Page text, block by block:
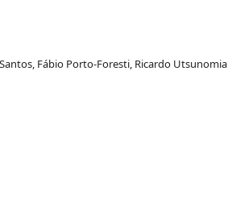
Fábio Porto-Foresti, Ricardo Utsunomia